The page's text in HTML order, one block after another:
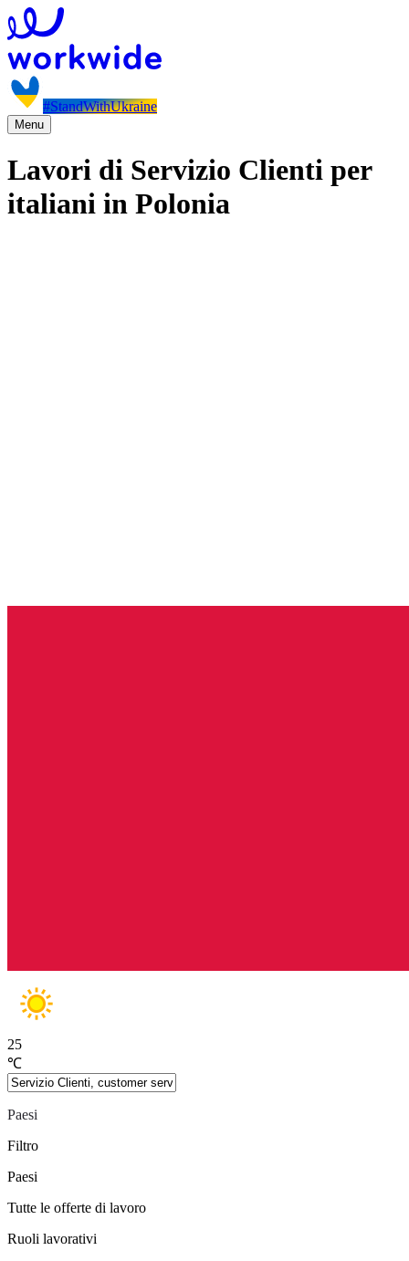
#StandWithUkraine
Menu
Lavori di Servizio Clienti per
italiani in Polonia
25
℃
Paesi
Filtro
Paesi
Tutte le offerte di lavoro
Ruoli lavorativi